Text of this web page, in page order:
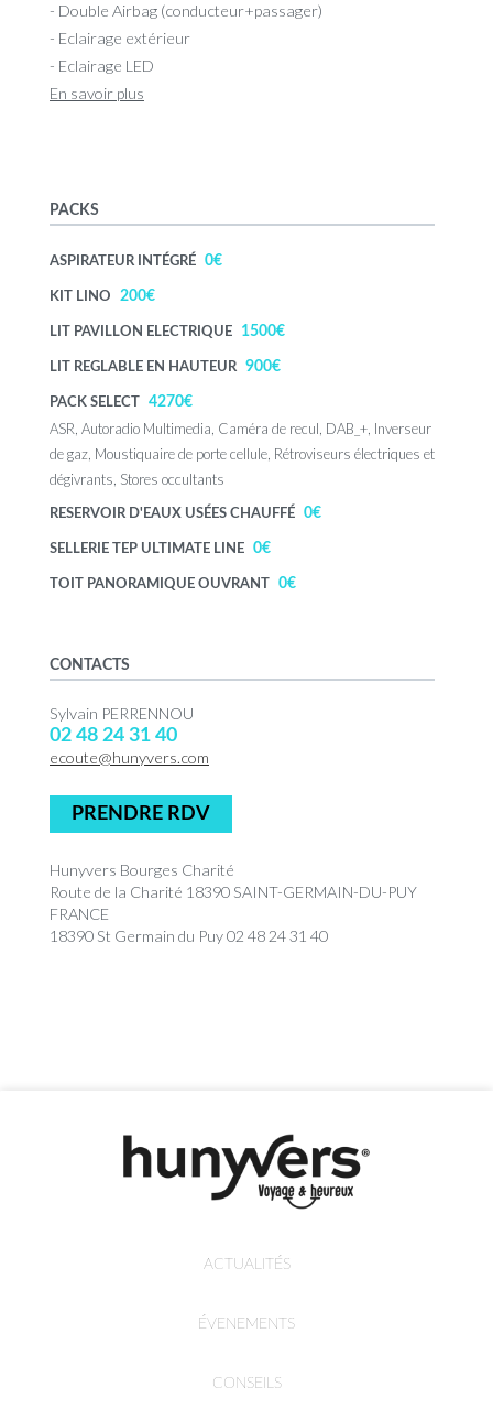
- Double Airbag (conducteur+passager)
- Eclairage extérieur
- Eclairage LED
En savoir plus
PACKS
ASPIRATEUR INTÉGRÉ 0€
KIT LINO 200€
LIT PAVILLON ELECTRIQUE 1500€
LIT REGLABLE EN HAUTEUR 900€
PACK SELECT 4270€
ASR, Autoradio Multimedia, Caméra de recul, DAB_+, Inverseur
de gaz, Moustiquaire de porte cellule, Rétroviseurs électriques et
dégivrants, Stores occultants
RESERVOIR D'EAUX USÉES CHAUFFÉ 0€
SELLERIE TEP ULTIMATE LINE 0€
TOIT PANORAMIQUE OUVRANT 0€
CONTACTS
Sylvain PERRENNOU
02 48 24 31 40
ecoute@hunyvers.com
PRENDRE RDV
Hunyvers Bourges Charité
Route de la Charité 18390 SAINT-GERMAIN-DU-PUY
FRANCE
18390 St Germain du Puy 02 48 24 31 40
ACTUALITÉS
ÉVENEMENTS
CONSEILS